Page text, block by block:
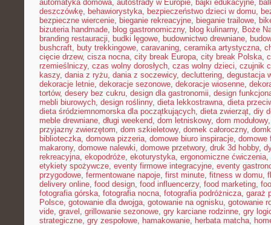
automatyka domowa, autostrady w Europie, bajki edukacyjne,
deszczówkę, behawiorystyka, bezpieczeństwo dzieci w domu,
bezpieczne wiercenie, bieganie rekreacyjne, bieganie trailowe,
bizuteria handmade, blog gastronomiczny, blog kulinarny, Boże
branding restauracji, budki lęgowe, budownictwo drewniane,
bushcraft, buty trekkingowe, caravaning, ceramika artystyczna,
cięcie drzew, cisza nocna, city break Europa, city break Polska,
rzemieślniczy, czas wolny dorosłych, czas wolny dzieci, czujnik
kaszy, dania z ryżu, dania z soczewicy, decluttering, degustacja
dekoracje letnie, dekoracje sezonowe, dekoracje wiosenne,
tortów, desery bez cukru, design dla gastronomii, design
mebli biurowych, design roślinny, dieta lekkostrawna, dieta
dieta śródziemnomorska dla początkujących, dieta zwierząt, diy
meble drewniane, długi weekend, dom letniskowy, dom modułowy
przyjazny zwierzętom, dom szkieletowy, domek całoroczny,
biblioteczka, domowa pizzeria, domowe biuro inspiracje, domowe
makarony, domowe nalewki, domowe przetwory, druk 3d hobby,
rekreacyjna, ekopodróże, ekoturystyka, ergonomiczne ćwiczenia,
etykiety spożywcze, eventy firmowe integracyjne, eventy
przygodowe, fermentowane napoje, first minute, fitness w domu,
delivery online, food design, food influencerzy, food marketing,
fotografia górska, fotografia nocna, fotografia podróżnicza, garaż
Polsce, gotowanie dla dwojga, gotowanie na ognisku, gotowanie
vide, gravel , grillowanie sezonowe, gry karciane rodzinne, gry
strategiczne, gry zespołowe, hamakowanie, herbata matcha,